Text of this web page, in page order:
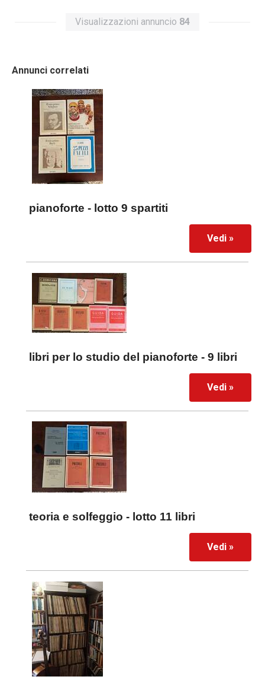
Visualizzazioni annuncio 84
Annunci correlati
pianoforte - lotto 9 spartiti
Vedi »
libri per lo studio del pianoforte - 9 libri
Vedi »
teoria e solfeggio - lotto 11 libri
Vedi »